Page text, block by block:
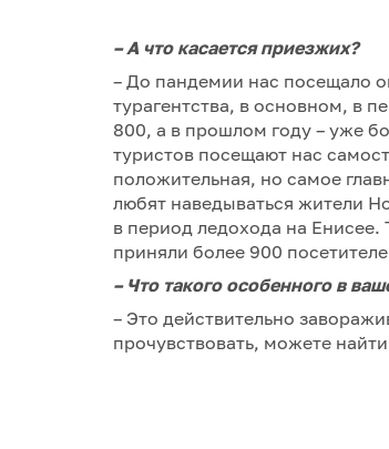
–А что касается приезжих?
– До пандемии нас посещало
турагентства, в основном, в
800, а в прошлом году – уже
туристов посещают нас
положительная, но самое
любят наведываться жители
в период ледохода на
приняли более 900
–Что такого особенного в
– Это действительно
прочувствовать, можете